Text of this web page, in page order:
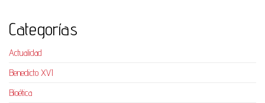
Categorías
Actualidad
Benedicto XVI
Bioética